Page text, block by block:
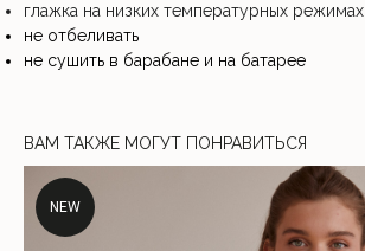
глажка на низких температурных режимах
не отбеливать
не сушить в барабане и на батарее
ВАМ ТАКЖЕ МОГУТ ПОНРАВИТЬСЯ
NEW